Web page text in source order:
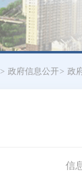
> 政府信息公开> 政
信